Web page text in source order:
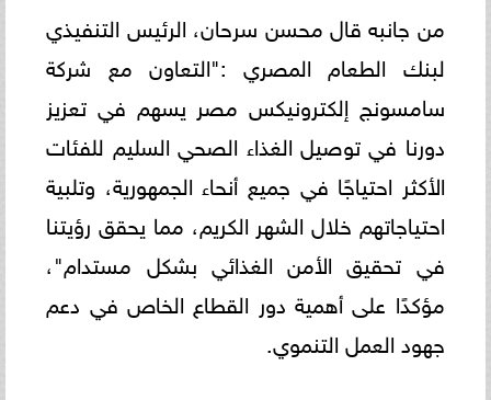
من جانبه قال محسن سرحان، الرئيس التنفيذي
لبنك الطعام المصري :"التعاون مع شركة
سامسونج إلكترونيكس مصر يسهم في تعزيز
دورنا في توصيل الغذاء الصحي السليم للفئات
الأكثر احتياجًا في جميع أنحاء الجمهورية، وتلبية
احتياجاتهم خلال الشهر الكريم، مما يحقق رؤيتنا
في تحقيق الأمن الغذائي بشكل مستدام"،
مؤكدًا على أهمية دور القطاع الخاص في دعم
جهود العمل التنموي.